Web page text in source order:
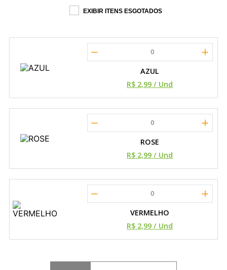
EXIBIR ITENS ESGOTADOS
0
AZUL
R$ 2,99 / Und
0
ROSE
R$ 2,99 / Und
0
VERMELHO
R$ 2,99 / Und